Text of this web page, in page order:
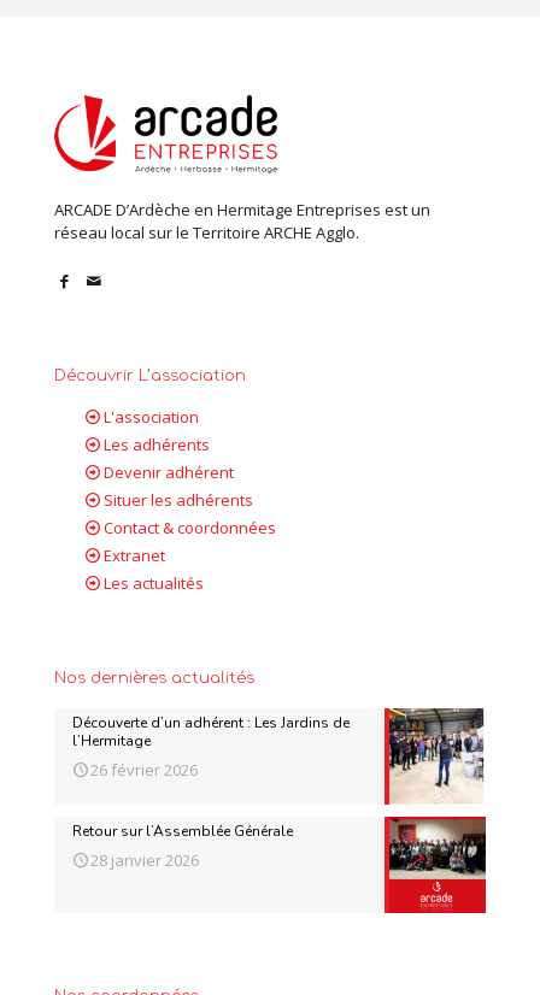
ARCADE D’Ardèche en Hermitage Entreprises est un
réseau local sur le Territoire ARCHE Agglo.
Découvrir L’association
L'association
Les adhérents
Devenir adhérent
Situer les adhérents
Contact & coordonnées
Extranet
Les actualités
Nos dernières actualités
Découverte d’un adhérent : Les Jardins de
l’Hermitage
26 février 2026
Retour sur l’Assemblée Générale
28 janvier 2026